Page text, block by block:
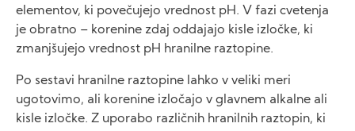
elementov, ki povečujejo vrednost pH. V fazi cvetenja
je obratno – korenine zdaj oddajajo kisle izločke, ki
zmanjšujejo vrednost pH hranilne raztopine.
Po sestavi hranilne raztopine lahko v veliki meri
ugotovimo, ali korenine izločajo v glavnem alkalne ali
kisle izločke. Z uporabo različnih hranilnih raztopin, ki